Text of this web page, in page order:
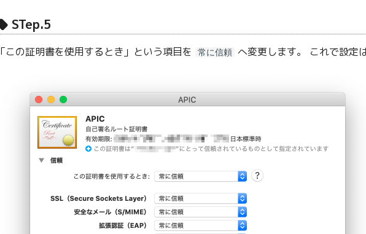
STep.5
「この証明書を使用するとき」という項目を 常に信頼 へ変更します。 これで設定